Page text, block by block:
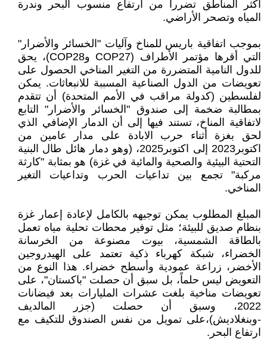
أكثر المناطق تضرراً من ارتفاع منسوب البحر وندرة
المياه وتصحر الأراضي.
بموجب اتفاقية باريس للمناخ وآليات "الخسائر والأضرار"
التي أقرها مؤتمر الأطراف (COP27 وCOP28)، يحق
للدول النامية المتضررة من التغير المناخي الحصول على
تعويضات من الدول الصناعية المسببة للانبعاثات. يمكن
لفلسطين (كدولة مراقب في الأمم المتحدة) أن تتقدم
بمطالبة ضخمة إلى صندوق "الخسائر والأضرار" التابع
لاتفاقية المناخ، تستند فيها إلى أن الدمار الإضافي الذي
لحق بغزة أثناء حرب الابادة على مدار عامين من
اكتوبر2023 إلى اكتوبر2025، (وهو دمار هائل طال البنية
التحتية البيئية والصحية والمائية في غزة) هو بمثابة "كارثة
مركبة" تجمع بين تداعيات الحرب وتداعيات التغير
المناخي.
المبلغ المطلوب يمكن توجيهه بالكامل لإعادة إعمار غزة
بنظام صديق للبيئة؛ مثل توفير محطات تحلية مياه تعمل
بالطاقة الشمسية، بيوت مصنوعة من الخرسانة
الخضراء، شبكة كهرباء ذكية تعتمد على الهيدروجين
الأخضر، زراعة عمودية وأسطح خضراء. هذا النوع من
التعويض ليس حلماً، بل سبق أن حصلت "باكستان"، على
تعويضات مناخية بلغت عشرات المليارات بعد فيضانات
2022، وسبق أن حصلت (جزر المالديف
-وبنغلاديش)،على تمويل من نفس الصندوق للتكيف مع
ارتفاع البحر.